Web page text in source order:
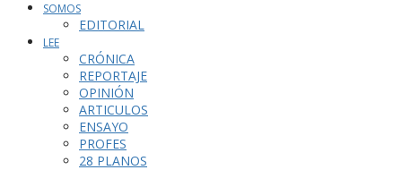
SOMOS
EDITORIAL
LEE
CRÓNICA
REPORTAJE
OPINIÓN
ARTICULOS
ENSAYO
PROFES
28 PLANOS